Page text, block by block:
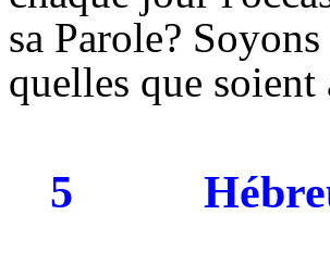
sa Parole?
quelles que
5